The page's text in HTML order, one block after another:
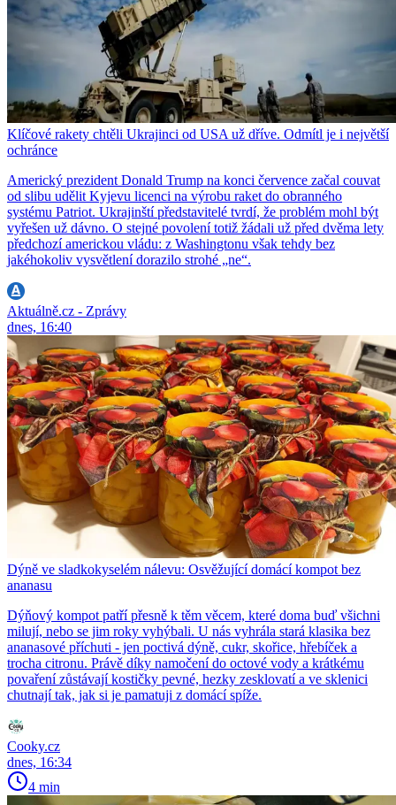
Klíčové rakety chtěli Ukrajinci od USA už dříve. Odmítl je i největší
ochránce
Americký prezident Donald Trump na konci července začal couvat
od slibu udělit Kyjevu licenci na výrobu raket do obranného
systému Patriot. Ukrajinští představitelé tvrdí, že problém mohl být
vyřešen už dávno. O stejné povolení totiž žádali už před dvěma lety
předchozí americkou vládu: z Washingtonu však tehdy bez
jakéhokoliv vysvětlení dorazilo strohé „ne“.
Aktuálně.cz - Zprávy
dnes, 16:40
Dýně ve sladkokyselém nálevu: Osvěžující domácí kompot bez
ananasu
Dýňový kompot patří přesně k těm věcem, které doma buď všichni
milují, nebo se jim roky vyhýbali. U nás vyhrála stará klasika bez
ananasové příchuti - jen poctivá dýně, cukr, skořice, hřebíček a
trocha citronu. Právě díky namočení do octové vody a krátkému
povaření zůstávají kostičky pevné, hezky zesklovatí a ve sklenici
chutnají tak, jak si je pamatuji z domácí spíže.
Cooky.cz
dnes, 16:34
4 min